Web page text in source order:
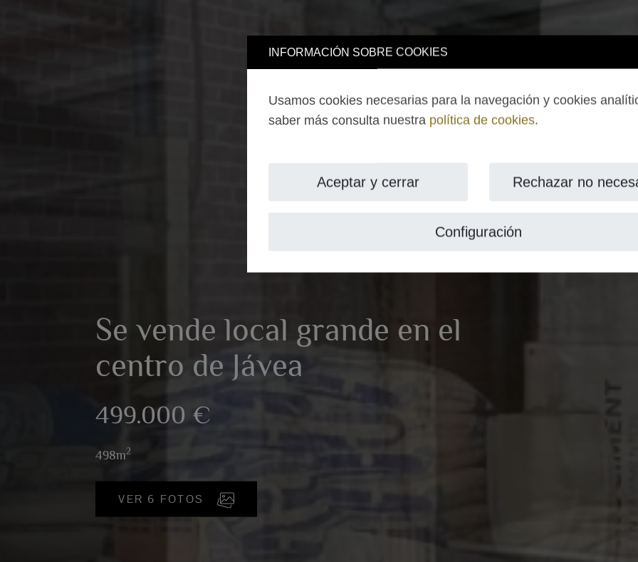
INFORMACIÓN SOBRE COOKIES
Usamos cookies necesarias para la navegación y cookies
saber más consulta nuestra política de cookies.
Aceptar y cerrar Rechazar no
Configuración
Se vende local grande en el
centro de Jávea
499.000 €
498m2
VER 6 FOTOS